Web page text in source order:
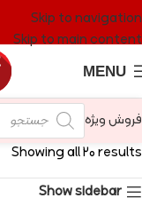
Skip to navigation
Skip to main content
MENU
فروش ویژه
Showing all 20 results
Show sidebar